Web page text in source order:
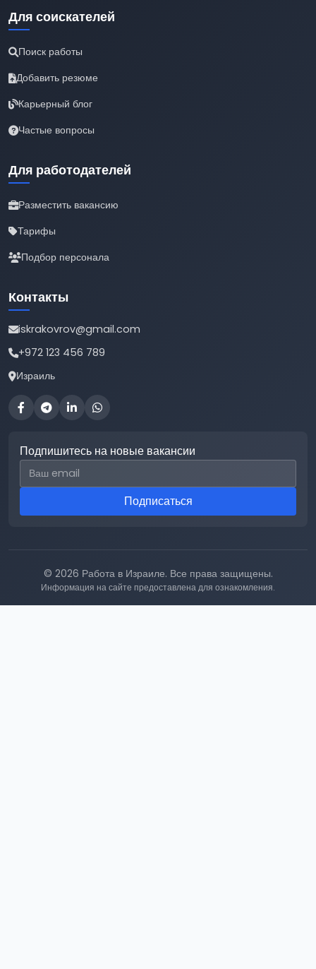
Для соискателей
Поиск работы
Добавить резюме
Карьерный блог
Частые вопросы
Для работодателей
Разместить вакансию
Тарифы
Подбор персонала
Контакты
iskrakovrov@gmail.com
+972 123 456 789
Израиль
Подпишитесь на новые вакансии
Email для подписки
Подписаться
© 2026 Работа в Израиле. Все права защищены.
Информация на сайте предоставлена для ознакомления.